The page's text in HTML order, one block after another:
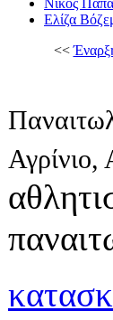
Νίκος
Ελίζα
<<
Αγρίνιο,